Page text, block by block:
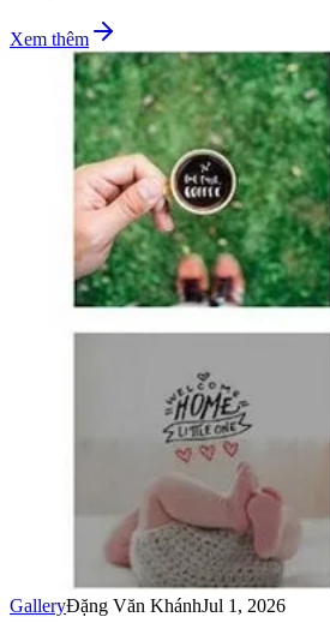
Xem thêm
GalleryĐặng Văn KhánhJul 1, 2026